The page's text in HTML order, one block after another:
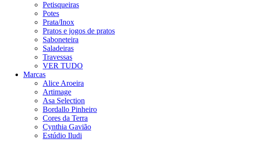
Petisqueiras
Potes
Prata/Inox
Pratos e jogos de pratos
Saboneteira
Saladeiras
Travessas
VER TUDO
Marcas
Alice Aroeira
Artimage
Asa Selection
Bordallo Pinheiro
Cores da Terra
Cynthia Gavião
Estúdio Iludi